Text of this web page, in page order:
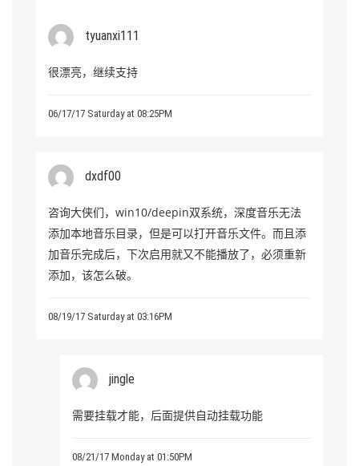
tyuanxi111
很漂亮，继续支持
06/17/17 Saturday at 08:25PM
dxdf00
咨询大侠们，win10/deepin双系统，深度音乐无法
添加本地音乐目录，但是可以打开音乐文件。而且添
加音乐完成后，下次启用就又不能播放了，必须重新
添加，该怎么破。
08/19/17 Saturday at 03:16PM
jingle
需要挂载才能，后面提供自动挂载功能
08/21/17 Monday at 01:50PM